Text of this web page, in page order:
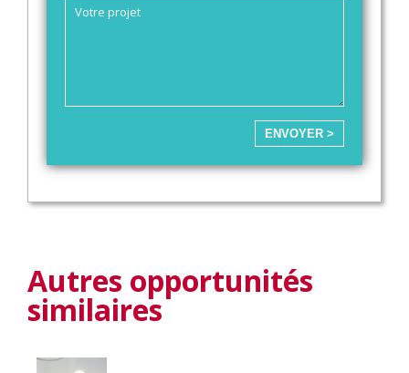
ENVOYER >
Autres opportunités
similaires